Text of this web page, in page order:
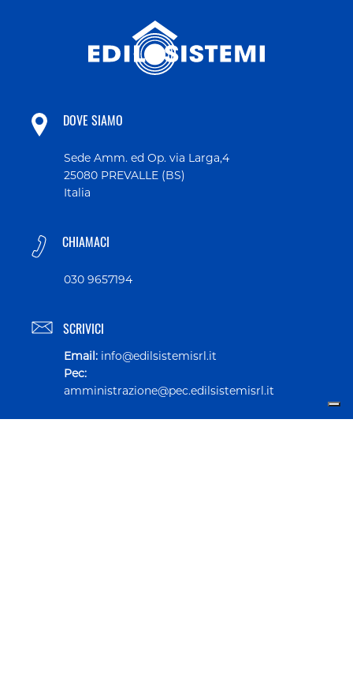
DOVE SIAMO
Sede Amm. ed Op. via Larga,4
25080 PREVALLE (BS)
Italia
CHIAMACI
030 9657194
SCRIVICI
Email: info@edilsistemisrl.it
Pec:
amministrazione@pec.edilsistemisrl.it